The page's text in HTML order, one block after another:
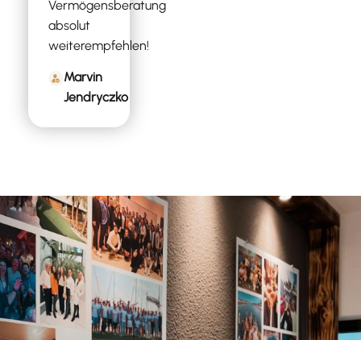
Vermögensberatung
absolut
weiterempfehlen!
Marvin
Jendryczko